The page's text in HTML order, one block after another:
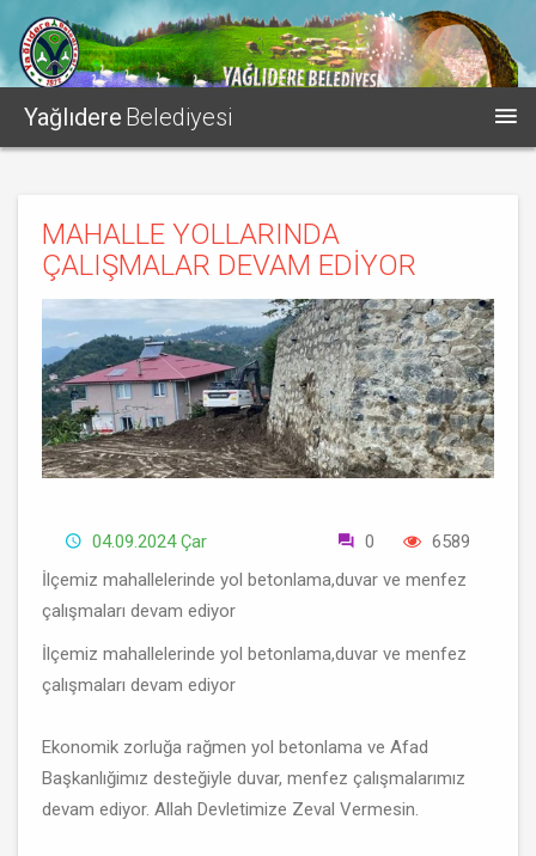
Yağlıdere Belediyesi
MAHALLE YOLLARINDA
ÇALIŞMALAR DEVAM EDİYOR
04.09.2024 Çar 0
6589
İlçemiz mahallelerinde yol betonlama,duvar ve menfez
çalışmaları devam ediyor
İlçemiz mahallelerinde yol betonlama,duvar ve menfez
çalışmaları devam ediyor
Ekonomik zorluğa rağmen yol betonlama ve Afad
Başkanlığimız desteğiyle duvar, menfez çalışmalarımız
devam ediyor. Allah Devletimize Zeval Vermesin.